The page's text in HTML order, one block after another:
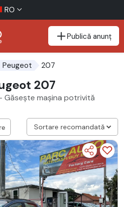
RO
Publică anunț
Peugeot 207
207
mașina potrivită